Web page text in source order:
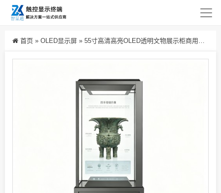
首页 » OLED显示屏 » 55寸高清高亮OLED透明文物展示柜商用橱窗展示